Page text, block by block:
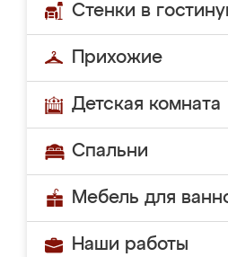
Стенки в
Прихожие
Детская комната
Спальни
Мебель для
Наши работы